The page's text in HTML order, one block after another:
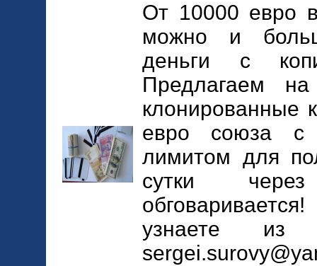
От 10000 евро
можно и
деньги с
Предлагаем
клонированные
евро союза с
лимитом для
сутки
узнаете из